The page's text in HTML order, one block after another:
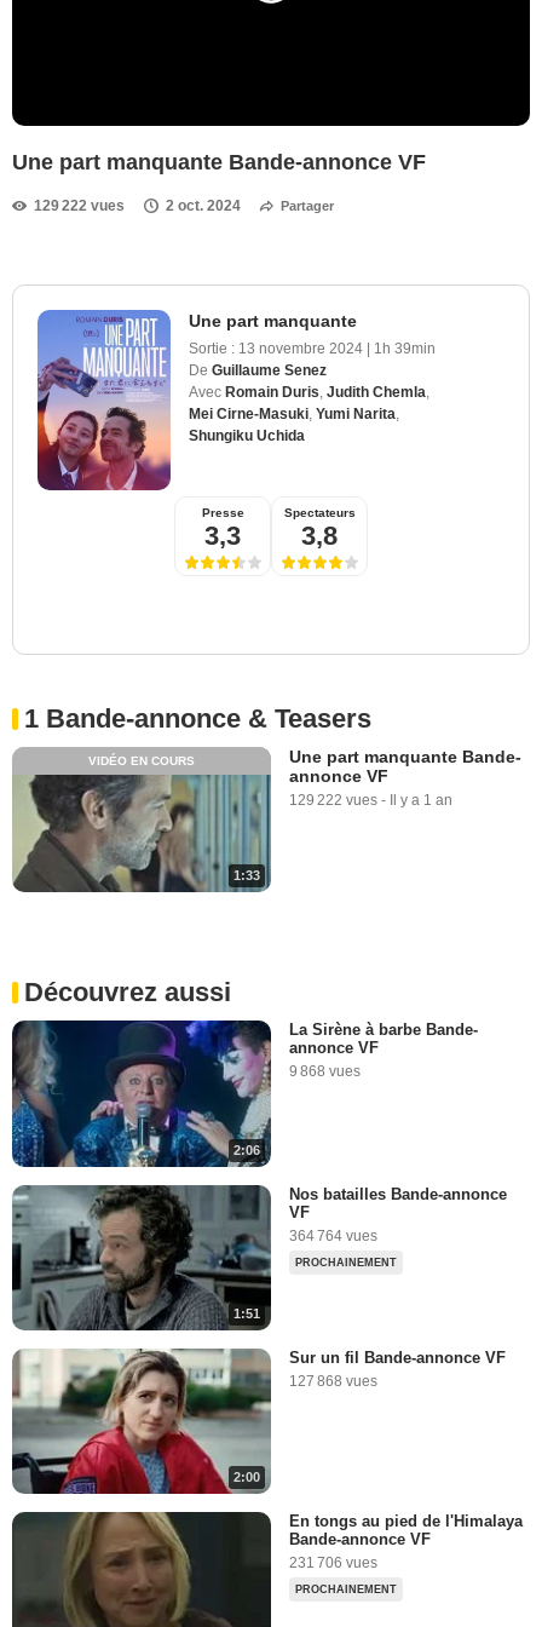
Une part manquante Bande-annonce VF
129 222 vues 2 oct. 2024 Partager
Une part manquante
Sortie : 13 novembre 2024 | 1h 39min
De Guillaume Senez
Avec Romain Duris Judith Chemla
Mei Cirne-Masuki Yumi Narita
Shungiku Uchida
Presse
3,3
Spectateurs
3,8
1 Bande-annonce & Teasers
1:33
VIDÉO EN COURS
Une part manquante Bande-
annonce VF
129 222 vues - Il y a 1 an
Découvrez aussi
2:06
La Sirène à barbe Bande-
annonce VF
9 868 vues
1:51
Nos batailles Bande-annonce
VF
364 764 vues
PROCHAINEMENT
2:00
Sur un fil Bande-annonce VF
127 868 vues
En tongs au pied de l'Himalaya
Bande-annonce VF
231 706 vues
PROCHAINEMENT